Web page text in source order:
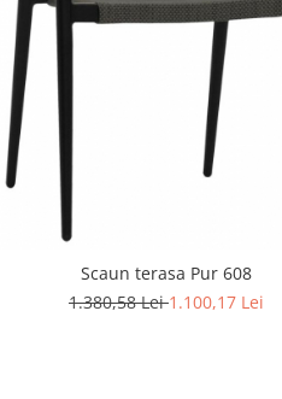
Scaun terasa Pur 608
1.380,58 Lei1.100,17 Lei